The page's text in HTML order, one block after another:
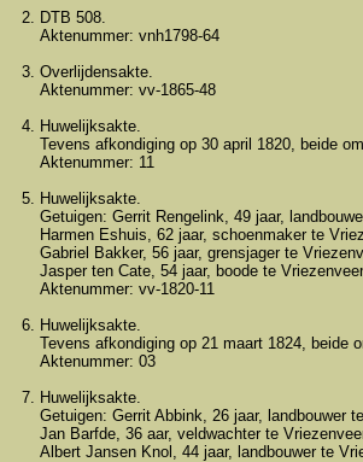
DTB 508.
Aktenummer: vnh1798-64
Overlijdensakte.
Aktenummer: vv-1865-48
Huwelijksakte.
Tevens afkondiging op 30 april 1820, beide
Aktenummer: 11
Huwelijksakte.
Getuigen: Gerrit Rengelink, 49 jaar,
Harmen Eshuis, 62 jaar, schoenmaker te
Gabriel Bakker, 56 jaar, grensjager te
Jasper ten Cate, 54 jaar, boode te
Aktenummer: vv-1820-11
Huwelijksakte.
Tevens afkondiging op 21 maart 1824, beide
Aktenummer: 03
Huwelijksakte.
Getuigen: Gerrit Abbink, 26 jaar, landbouwer
Jan Barfde, 36 aar, veldwachter te
Albert Jansen Knol, 44 jaar, landbouwer te